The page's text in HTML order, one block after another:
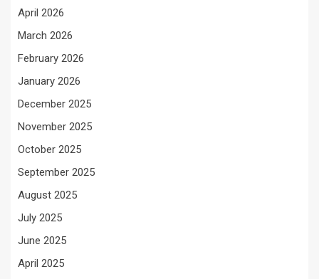
April 2026
March 2026
February 2026
January 2026
December 2025
November 2025
October 2025
September 2025
August 2025
July 2025
June 2025
April 2025